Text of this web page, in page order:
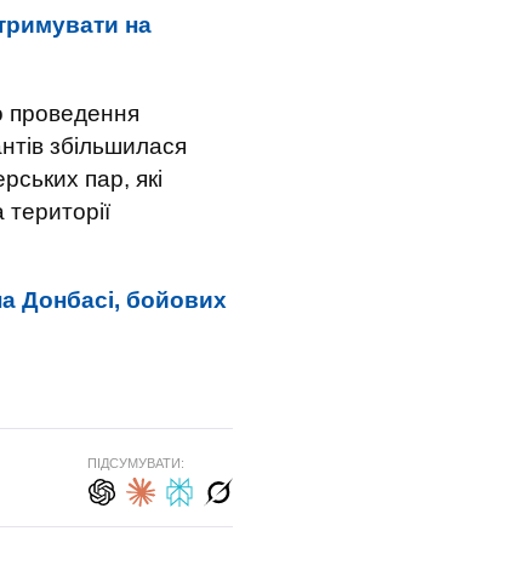
на
проведення
збільшилася
пар, які
Донбасі, бойових
ПІДСУМУВАТИ: